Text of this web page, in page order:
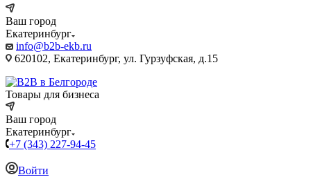
Ваш город
Екатеринбург
info@b2b-ekb.ru
620102, Екатеринбург, ул. Гурзуфская, д.15
Товары для бизнеса
Ваш город
Екатеринбург
+7 (343) 227-94-45
Войти